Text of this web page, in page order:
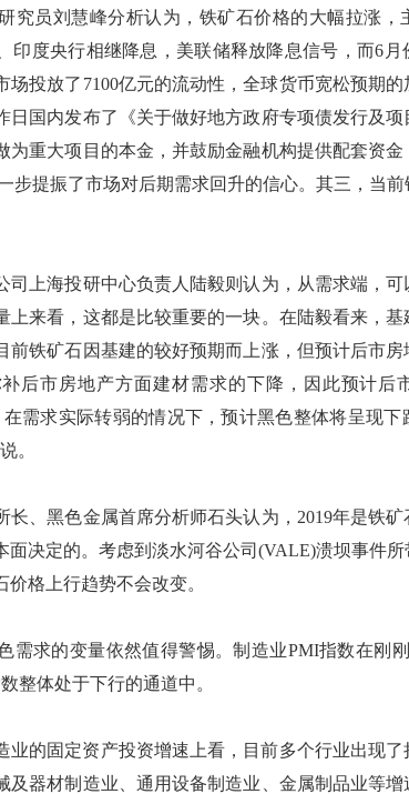
员刘慧峰分析认为，铁矿石价格的大幅拉涨，
印度央行相继降息，美联储释放降息信号，而6月
场投放了7100亿元的流动性，全球货币宽松预期
日国内发布了《关于做好地方政府专项债发行及
为重大项目的本金，并鼓励金融机构提供配套资
步提振了市场对后期需求回升的信心。其三，当
上海投研中心负责人陆毅则认为，从需求端，可
上来看，这都是比较重要的一块。在陆毅看来，
前铁矿石因基建的较好预期而上涨，但预计后市
后市房地产方面建材需求的下降，因此预计后
需求实际转弱的情况下，预计黑色整体将呈现下
。
、黑色金属首席分析师石头认为，2019年是铁矿
面决定的。考虑到淡水河谷公司(VALE)溃坝事件
格上行趋势不会改变。
求的变量依然值得警惕。制造业PMI指数在刚
整体处于下行的通道中。
的固定资产投资增速上看，目前多个行业出现了
及器材制造业、通用设备制造业、金属制品业等